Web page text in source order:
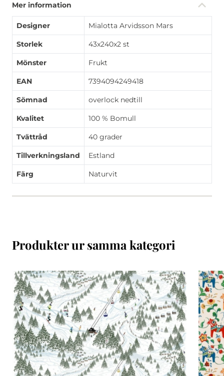
Mer information
Designer Mialotta Arvidsson Mars
Storlek 43x240x2 st
Mönster Frukt
EAN 7394094249418
Sömnad overlock nedtill
Kvalitet 100 % Bomull
Tvättråd 40 grader
Tillverkningsland Estland
Färg Naturvit
Produkter ur samma kategori